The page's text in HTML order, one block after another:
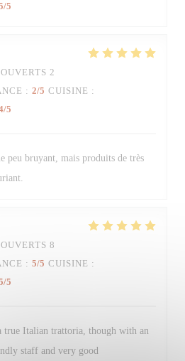
/5
2
: 2/5 CUISINE :
/5
peu bruyant, mais produits de très
8
: 5/5 CUISINE :
/5
true Italian trattoria, though with an
staff and very good
Quattro